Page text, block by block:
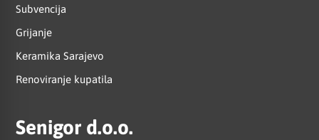
Subvencija
Grijanje
Keramika Sarajevo
Renoviranje kupatila
Senigor d.o.o.